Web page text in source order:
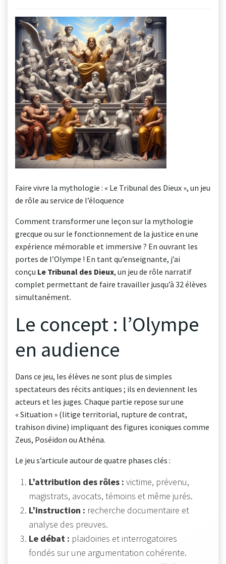
Faire vivre la mythologie : « Le Tribunal des Dieux », un jeu
de rôle au service de l’éloquence
Comment transformer une leçon sur la mythologie
grecque ou sur le fonctionnement de la justice en une
expérience mémorable et immersive ? En ouvrant les
portes de l’Olympe ! En tant qu’enseignante, j’ai
conçu Le Tribunal des Dieux, un jeu de rôle narratif
complet permettant de faire travailler jusqu’à 32 élèves
simultanément.
Le concept : l’Olympe
en audience
Dans ce jeu, les élèves ne sont plus de simples
spectateurs des récits antiques ; ils en deviennent les
acteurs et les juges. Chaque partie repose sur une
« Situation » (litige territorial, rupture de contrat,
trahison divine) impliquant des figures iconiques comme
Zeus, Poséidon ou Athéna.
Le jeu s’articule autour de quatre phases clés :
L’attribution des rôles : victime, prévenu,
magistrats, avocats, témoins et même jurés.
L’instruction : recherche documentaire et
analyse des preuves.
Le débat : plaidoiries et interrogatoires
fondés sur une argumentation cohérente.